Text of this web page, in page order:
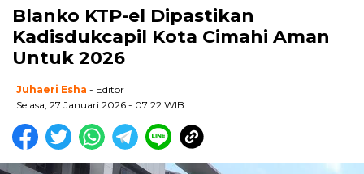
Blanko KTP-el Dipastikan
Kadisdukcapil Kota Cimahi Aman
Untuk 2026
Juhaeri Esha - Editor
Selasa, 27 Januari 2026 - 07:22 WIB